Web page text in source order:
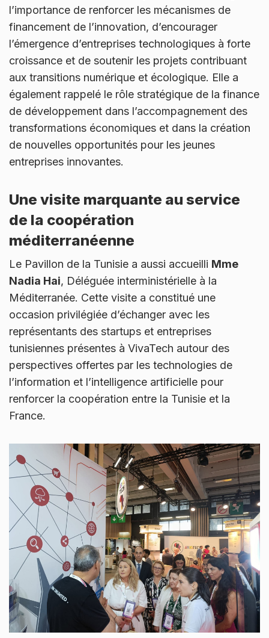
l’importance de renforcer les mécanismes de
financement de l’innovation, d’encourager
l’émergence d’entreprises technologiques à forte
croissance et de soutenir les projets contribuant
aux transitions numérique et écologique. Elle a
également rappelé le rôle stratégique de la finance
de développement dans l’accompagnement des
transformations économiques et dans la création
de nouvelles opportunités pour les jeunes
entreprises innovantes.
Une visite marquante au service
de la coopération
méditerranéenne
Le Pavillon de la Tunisie a aussi accueilli Mme
Nadia Hai, Déléguée interministérielle à la
Méditerranée. Cette visite a constitué une
occasion privilégiée d’échanger avec les
représentants des startups et entreprises
tunisiennes présentes à VivaTech autour des
perspectives offertes par les technologies de
l’information et l’intelligence artificielle pour
renforcer la coopération entre la Tunisie et la
France.